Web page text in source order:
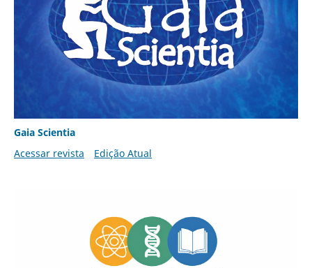
Gaia Scientia
Acessar revista
Edição Atual